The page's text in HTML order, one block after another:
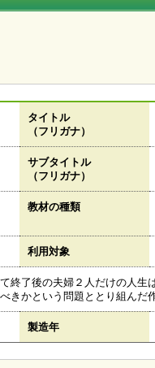
タイトル
（フリガナ）
サブタイトル
（フリガナ）
教材の種類
利用対象
終了後の夫婦２人だけの人
きかという問題ととり組んだ
製造年